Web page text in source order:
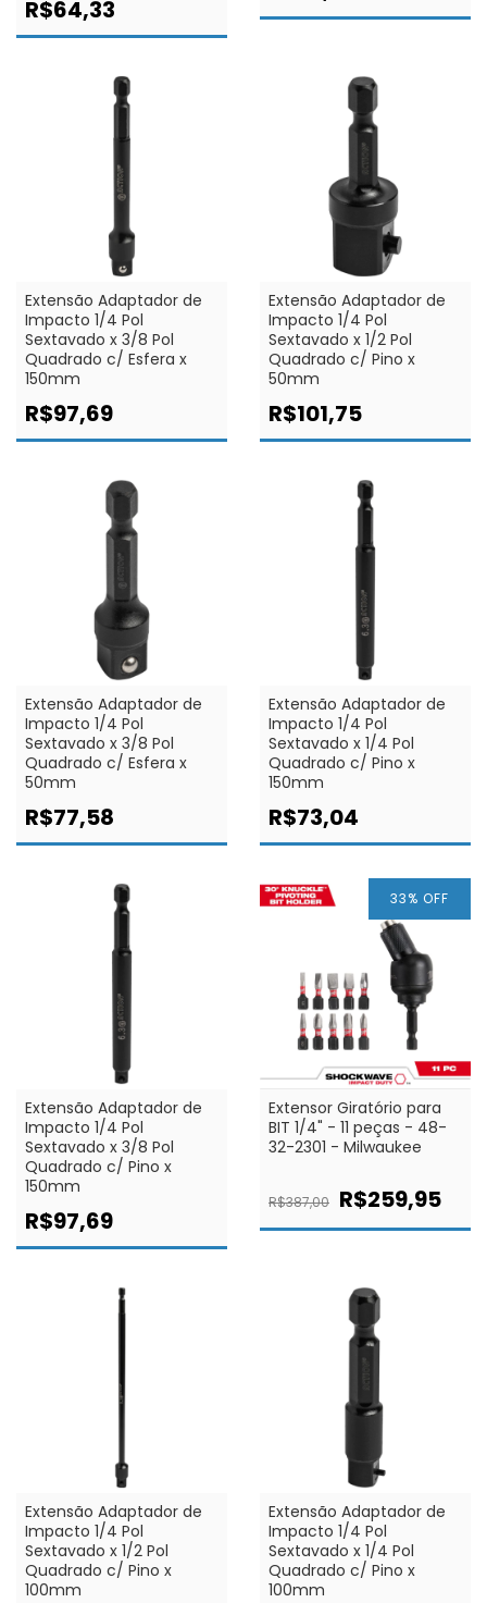
R$64,33
Extensão Adaptador de
Impacto 1/4 Pol
Sextavado x 3/8 Pol
Quadrado c/ Esfera x
150mm
R$97,69
Extensão Adaptador de
Impacto 1/4 Pol
Sextavado x 1/2 Pol
Quadrado c/ Pino x
50mm
R$101,75
Extensão Adaptador de
Impacto 1/4 Pol
Sextavado x 3/8 Pol
Quadrado c/ Esfera x
50mm
R$77,58
Extensão Adaptador de
Impacto 1/4 Pol
Sextavado x 1/4 Pol
Quadrado c/ Pino x
150mm
R$73,04
Extensão Adaptador de
Impacto 1/4 Pol
Sextavado x 3/8 Pol
Quadrado c/ Pino x
150mm
R$97,69
33% OFF
Extensor Giratório para
BIT 1/4" - 11 peças - 48-
32-2301 - Milwaukee
R$387,00 R$259,95
Extensão Adaptador de
Impacto 1/4 Pol
Sextavado x 1/2 Pol
Quadrado c/ Pino x
100mm
Extensão Adaptador de
Impacto 1/4 Pol
Sextavado x 1/4 Pol
Quadrado c/ Pino x
100mm